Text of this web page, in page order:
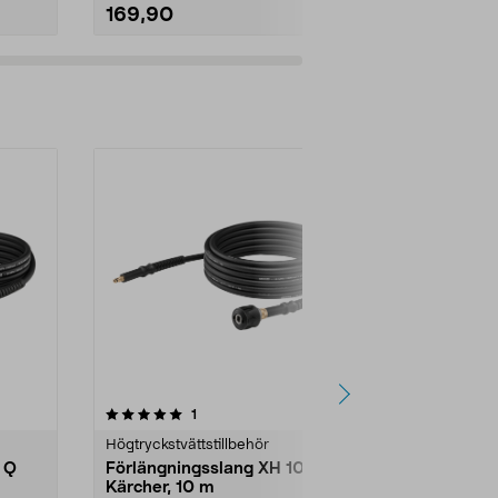
169,90
Q
1
Högtryckstvättstillbehör
Förlängningsslang XH 10 Q
Kärcher, 10 m
4.5av 5 stjärnor